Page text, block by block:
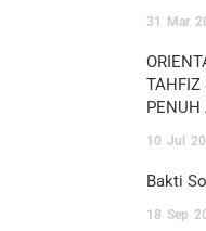
31 Mar
TAHFIZ
PENUH
10 Jul
Bakti
18 Sep